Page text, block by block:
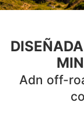
Adn off-